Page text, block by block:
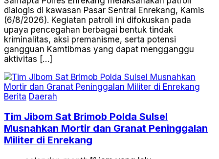
dialogis di kawasan Pasar Sentral Enrekang, Kamis
(6/8/2026). Kegiatan patroli ini difokuskan pada
upaya pencegahan berbagai bentuk tindak
kriminalitas, aksi premanisme, serta potensi
gangguan Kamtibmas yang dapat mengganggu
aktivitas […]
Berita Daerah
Tim Jibom Sat Brimob Polda Sulsel
Musnahkan Mortir dan Granat Peninggalan
Militer di Enrekang